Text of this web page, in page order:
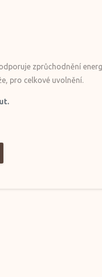
zprůchodnění
pro celkové uvolnění.